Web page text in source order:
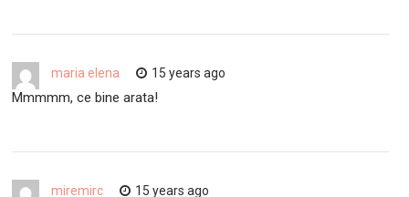
maria elena 15 years ago
Mmmmm, ce bine arata!
miremirc 15 years ago